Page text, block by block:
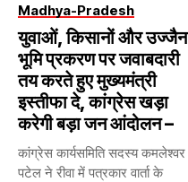
Madhya-Pradesh
युवाओं, किसानों और उज्जैन
भूमि प्रकरण पर जवाबदारी
तय करते हुए मुख्यमंत्री
इस्तीफा दे, कांग्रेस खड़ा
करेगी बड़ा जन आंदोलन –
कांग्रेस कार्यसमिति सदस्य कमलेश्वर
पटेल ने रीवा में पत्रकार वार्ता के